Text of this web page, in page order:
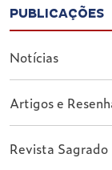
PUBLICAÇÕES
Notícias
Artigos e
Revista Sagrado